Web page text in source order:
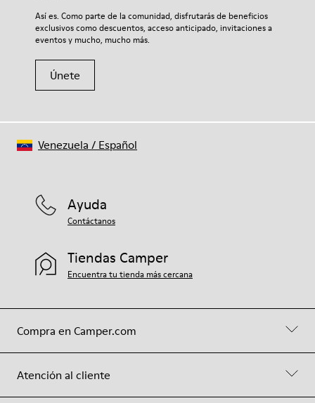
Así es. Como parte de la comunidad, disfrutarás de beneficios
exclusivos como descuentos, acceso anticipado, invitaciones a
eventos y mucho, mucho más.
Únete
Compra en Camper.com
Atención al cliente
Ayuda
Contáctanos
Tiendas Camper
Encuentra tu tienda más cercana
Venezuela / Español